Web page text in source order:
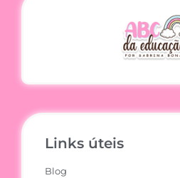
Links úteis
Blog